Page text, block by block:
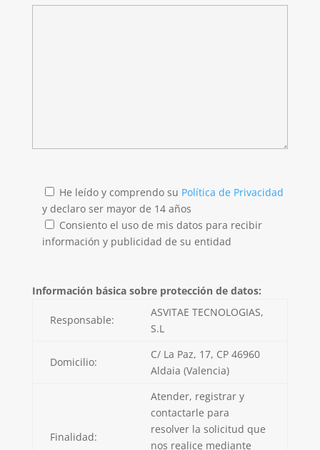
He leído y comprendo su Política de Privacidad
y declaro ser mayor de 14 años
Consiento el uso de mis datos para recibir
información y publicidad de su entidad
Información básica sobre protección de datos:
Responsable:
ASVITAE TECNOLOGIAS,
S.L
Domicilio:
C/ La Paz, 17, CP 46960
Aldaia (Valencia)
Finalidad:
Atender, registrar y
contactarle para
resolver la solicitud que
nos realice mediante